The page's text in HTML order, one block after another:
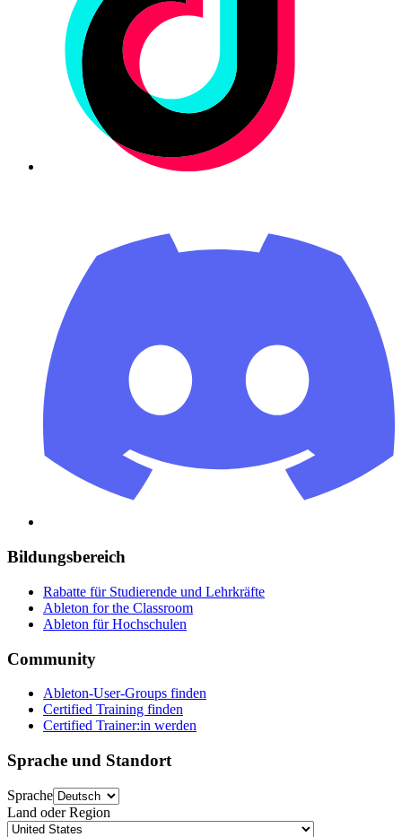
Bildungsbereich
Rabatte für Studierende und Lehrkräfte
Ableton for the Classroom
Ableton für Hochschulen
Community
Ableton-User-Groups finden
Certified Training finden
Certified Trainer:in werden
Sprache und Standort
Sprache
Land oder Region